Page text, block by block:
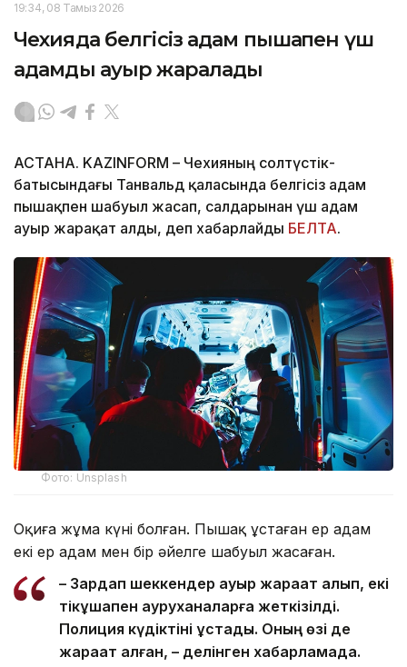
19:34, 08 Тамыз 2026
Чехияда белгісіз адам пышақпен үш
адамды ауыр жаралады
АСТАНА. KAZINFORM – Чехияның солтүстік-
батысындағы Танвальд қаласында белгісіз адам
пышақпен шабуыл жасап, салдарынан үш адам
ауыр жарақат алды, деп хабарлайды БЕЛТА.
Фото: Unsplash
Оқиға жұма күні болған. Пышақ ұстаған ер адам
екі ер адам мен бір әйелге шабуыл жасаған.
– Зардап шеккендер ауыр жарақат алып, екі
тікұшақпен ауруханаларға жеткізілді.
Полиция күдіктіні ұстады. Оның өзі де
жарақат алған, – делінген хабарламада.